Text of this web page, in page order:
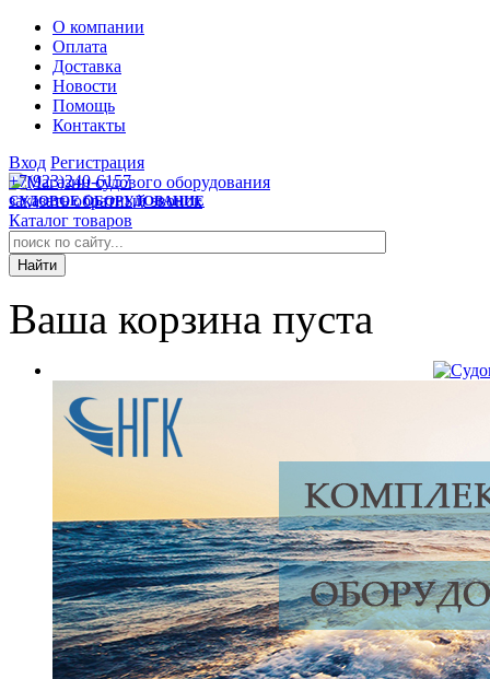
О компании
Оплата
Доставка
Новости
Помощь
Контакты
Вход Регистрация
СУДОВОЕ ОБОРУДОВАНИЕ
+7(923)240-6157
заказать обратный звонок
Каталог товаров
Ваша корзина пуста